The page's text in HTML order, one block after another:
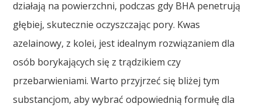
działają na powierzchni, podczas gdy BHA penetrują
głębiej, skutecznie oczyszczając pory. Kwas
azelainowy, z kolei, jest idealnym rozwiązaniem dla
osób borykających się z trądzikiem czy
przebarwieniami. Warto przyjrzeć się bliżej tym
substancjom, aby wybrać odpowiednią formułę dla